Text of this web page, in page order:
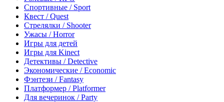
Спортивные / Sport
Квест / Quest
Стрелялки / Shooter
Ужасы / Horror
Игры для детей
Игры для Kinect
Детективы / Detective
Экономические / Economic
Фэнтези / Fantasy
Платформер / Platformer
Для вечеринок / Party